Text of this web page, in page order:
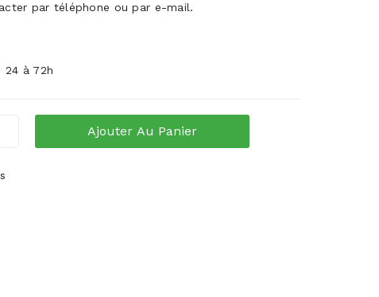
par téléphone ou par e-mail.
24 à 72h
Ajouter Au Panier